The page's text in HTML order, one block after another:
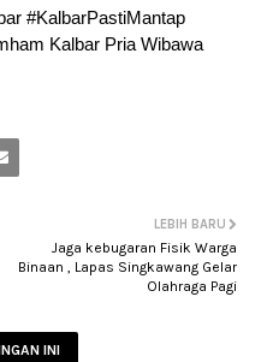
#KalbarPastiMantap
Kalbar Pria Wibawa
LEBIH BARU
Jaga kebugaran Fisik Warga
Binaan , Lapas Singkawang Gelar
Olahraga Pagi
INI